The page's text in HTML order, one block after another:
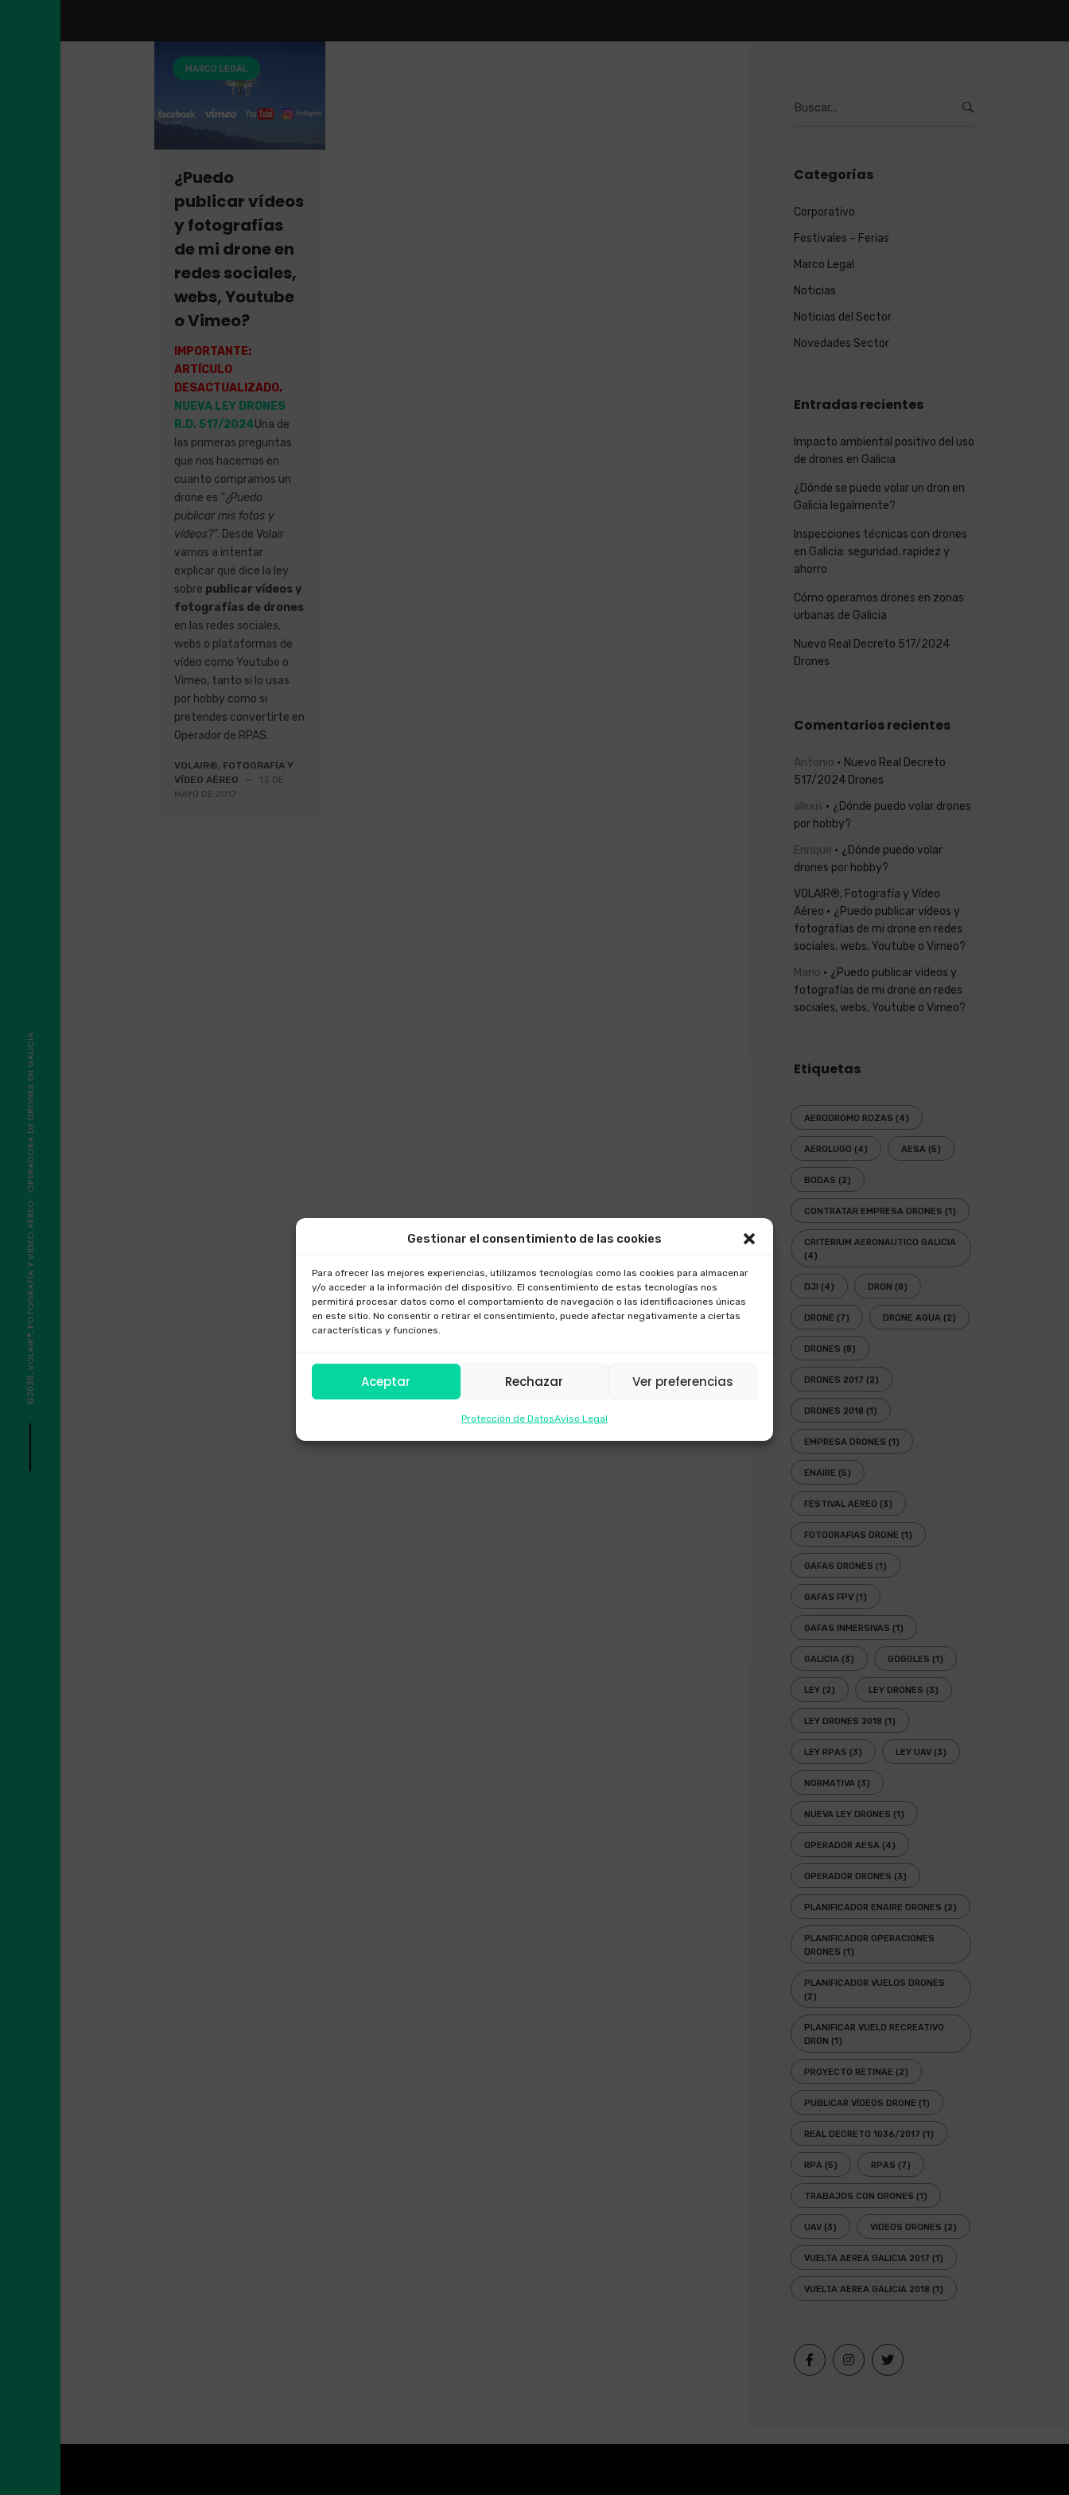
Gestionar el consentimiento de las cookies
Para ofrecer las mejores experiencias, utilizamos tecnologías como las cookies para almacenar
y/o acceder a la información del dispositivo. El consentimiento de estas tecnologías nos
permitirá procesar datos como el comportamiento de navegación o las identificaciones únicas
en este sitio. No consentir o retirar el consentimiento, puede afectar negativamente a ciertas
características y funciones.
Aceptar Rechazar Ver preferencias
Protección de DatosAviso Legal
©2026, VOLAIR®, FOTOGRAFÍA Y VÍDEO AÉREO · OPERADORA DE DRONES EN GALICIA
MARCO LEGAL
¿Puedo
publicar vídeos
y fotografías
de mi drone en
redes sociales,
webs, Youtube
o Vimeo?
IMPORTANTE:
ARTÍCULO
DESACTUALIZADO,
NUEVA LEY DRONES
R.D. 517/2024Una de
las primeras preguntas
que nos hacemos en
cuanto compramos un
drone es "¿Puedo
publicar mis fotos y
vídeos?". Desde Volair
vamos a intentar
explicar qué dice la ley
sobre publicar vídeos y
fotografías de drones
en las redes sociales,
webs o plataformas de
vídeo como Youtube o
Vimeo, tanto si lo usas
por hobby como si
pretendes convertirte en
Operador de RPAS.
VOLAIR®, FOTOGRAFÍA Y
VÍDEO AÉREO
—
13 DE
MAYO DE 2017
Categorías
Corporativo
Festivales – Ferias
Marco Legal
Noticias
Noticias del Sector
Novedades Sector
Entradas recientes
Impacto ambiental positivo del uso
de drones en Galicia
¿Dónde se puede volar un dron en
Galicia legalmente?
Inspecciones técnicas con drones
en Galicia: seguridad, rapidez y
ahorro
Cómo operamos drones en zonas
urbanas de Galicia
Nuevo Real Decreto 517/2024
Drones
Comentarios recientes
Antonio
Nuevo Real Decreto
517/2024 Drones
alexis
¿Dónde puedo volar drones
por hobby?
Enrique
¿Dónde puedo volar
drones por hobby?
VOLAIR®, Fotografía y Vídeo
Aéreo
¿Puedo publicar vídeos y
fotografías de mi drone en redes
sociales, webs, Youtube o Vimeo?
Mario
¿Puedo publicar vídeos y
fotografías de mi drone en redes
sociales, webs, Youtube o Vimeo?
Etiquetas
AERODROMO ROZAS (4)
AEROLUGO (4) AESA (5)
BODAS (2)
CONTRATAR EMPRESA DRONES (1)
CRITERIUM AERONAUTICO GALICIA
(4)
DJI (4) DRON (8)
DRONE (7) DRONE AGUA (2)
DRONES (8)
DRONES 2017 (2)
DRONES 2018 (1)
EMPRESA DRONES (1)
ENAIRE (5)
FESTIVAL AEREO (3)
FOTOGRAFIAS DRONE (1)
GAFAS DRONES (1)
GAFAS FPV (1)
GAFAS INMERSIVAS (1)
GALICIA (3) GOGGLES (1)
LEY (2) LEY DRONES (3)
LEY DRONES 2018 (1)
LEY RPAS (3) LEY UAV (3)
NORMATIVA (3)
NUEVA LEY DRONES (1)
OPERADOR AESA (4)
OPERADOR DRONES (3)
PLANIFICADOR ENAIRE DRONES (2)
PLANIFICADOR OPERACIONES
DRONES (1)
PLANIFICADOR VUELOS DRONES
(2)
PLANIFICAR VUELO RECREATIVO
DRON (1)
PROYECTO RETINAE (2)
PUBLICAR VÍDEOS DRONE (1)
REAL DECRETO 1036/2017 (1)
RPA (5) RPAS (7)
TRABAJOS CON DRONES (1)
UAV (3) VIDEOS DRONES (2)
VUELTA AEREA GALICIA 2017 (1)
VUELTA AEREA GALICIA 2018 (1)